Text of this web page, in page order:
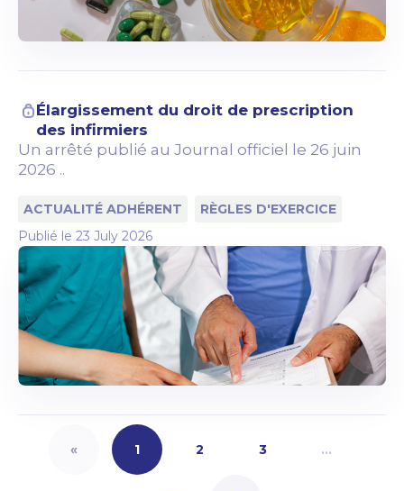
Élargissement du droit de prescription
des infirmiers
Un arrêté publié au Journal officiel le 26 juin
2026 ..
ACTUALITÉ ADHÉRENT
RÈGLES D'EXERCICE
Publié le 23 July 2026
« 1 2 3 …